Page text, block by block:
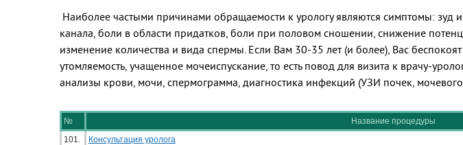
Наиболее частыми причинами обращаемости к урологу являются симптомы: зуд
канала, боли в области придатков, боли при половом сношении, снижение
изменение количества и вида спермы. Если Вам 30-35 лет (и более), Вас
утомляемость, учащенное мочеиспускание, то есть повод для визита к врачу-
анализы крови, мочи, спермограмма, диагностика инфекций (УЗИ почек,
№ Название процедуры
101.
Консультация уролога